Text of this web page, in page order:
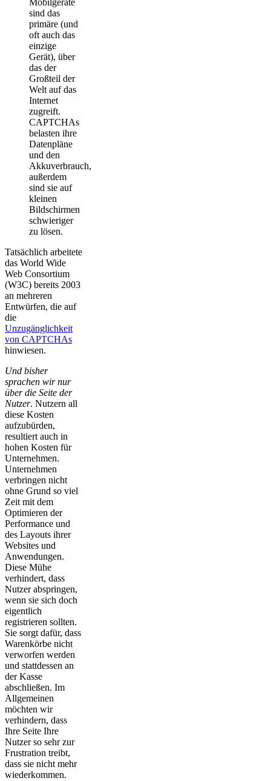
Mobilgeräte
sind das
primäre (und
oft auch das
einzige
Gerät), über
das der
Großteil der
Welt auf das
Internet
zugreift.
CAPTCHAs
belasten ihre
Datenpläne
und den
Akkuverbrauch,
außerdem
sind sie auf
kleinen
Bildschirmen
schwieriger
zu lösen.
Tatsächlich arbeitete
das World Wide
Web Consortium
(W3C) bereits 2003
an mehreren
Entwürfen, die auf
die
Unzugänglichkeit
von CAPTCHAs
hinwiesen.
Und bisher
sprachen wir nur
über die Seite der
Nutzer. Nutzern all
diese Kosten
aufzubürden,
resultiert auch in
hohen Kosten für
Unternehmen.
Unternehmen
verbringen nicht
ohne Grund so viel
Zeit mit dem
Optimieren der
Performance und
des Layouts ihrer
Websites und
Anwendungen.
Diese Mühe
verhindert, dass
Nutzer abspringen,
wenn sie sich doch
eigentlich
registrieren sollten.
Sie sorgt dafür, dass
Warenkörbe nicht
verworfen werden
und stattdessen an
der Kasse
abschließen. Im
Allgemeinen
möchten wir
verhindern, dass
Ihre Seite Ihre
Nutzer so sehr zur
Frustration treibt,
dass sie nicht mehr
wiederkommen.